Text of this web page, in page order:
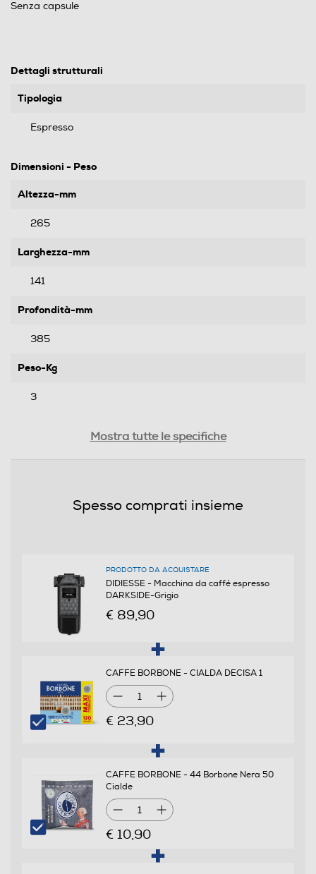
Senza capsule
Dettagli strutturali
Tipologia
Espresso
Dimensioni - Peso
Altezza-mm
265
Larghezza-mm
141
Profondità-mm
385
Peso-Kg
3
Potenza max-W
Pressione in bar
Dotazioni - Personalizzazioni
Utilizzo cialde
Utilizzo capsule
Mostra tutte le specifiche
Spesso comprati insieme
PRODOTTO DA ACQUISTARE
DIDIESSE - Macchina da caffé espresso
DARKSIDE-Grigio
€ 89,90
CAFFE BORBONE - CIALDA DECISA 1
1
€ 23,90
CAFFE BORBONE - 44 Borbone Nera 50
Cialde
1
€ 10,90